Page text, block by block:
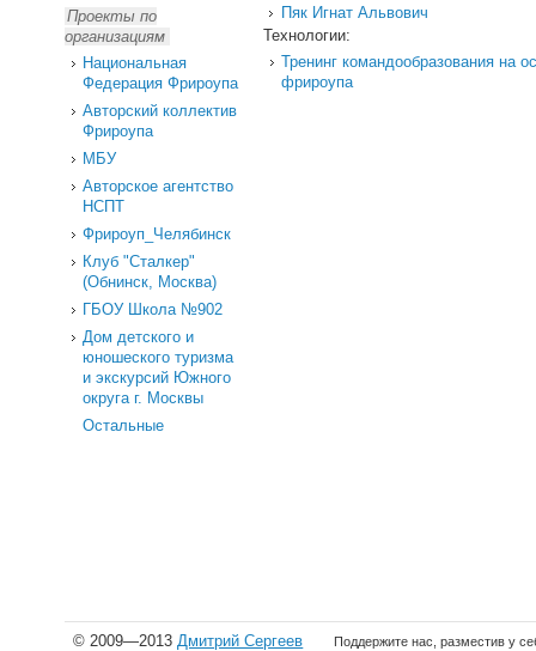
Проекты по
организациям
Национальная
Федерация Фрироупа
Авторский коллектив
Фрироупа
МБУ
Авторское агентство
НСПТ
Фрироуп_Челябинск
Клуб "Сталкер"
(Обнинск, Москва)
ГБОУ Школа №902
Дом детского и
юношеского туризма
и экскурсий Южного
округа г. Москвы
Остальные
Пяк Игнат Альвович
Технологии:
Тренинг командообразования на
фрироупа
© 2009—2013 Дмитрий Сергеев
Поддержите нас, разместив у